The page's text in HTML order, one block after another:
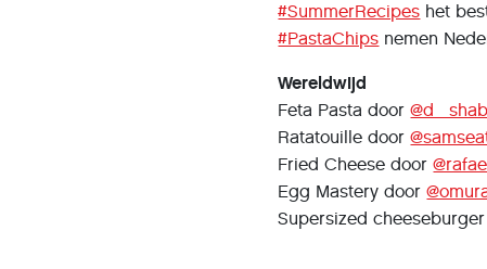
#SummerRecipes het
#PastaChips nemen
Wereldwijd
Feta Pasta door
Ratatouille door
Fried Cheese door
Egg Mastery door
Supersized